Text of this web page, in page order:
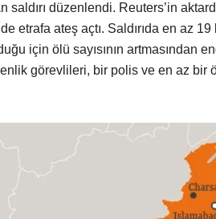
saldırı düzenlendi. Reuters’in
etrafa ateş açtı. Saldırıda en az
için ölü sayısının artmasından
görevlileri, bir polis ve en az bir